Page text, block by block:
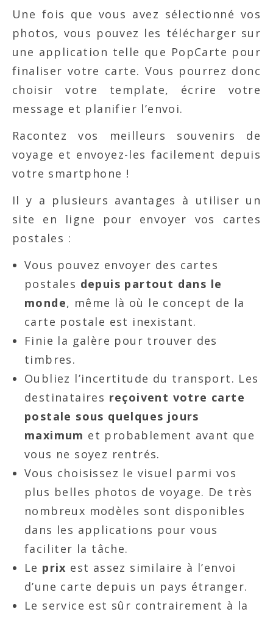
Une fois que vous avez sélectionné vos
photos, vous pouvez les télécharger sur
une application telle que PopCarte pour
finaliser votre carte. Vous pourrez donc
choisir votre template, écrire votre
message et planifier l’envoi.
Racontez vos meilleurs souvenirs de
voyage et envoyez-les facilement depuis
votre smartphone !
Il y a plusieurs avantages à utiliser un
site en ligne pour envoyer vos cartes
postales :
Vous pouvez envoyer des cartes
postales depuis partout dans le
monde, même là où le concept de la
carte postale est inexistant.
Finie la galère pour trouver des
timbres.
Oubliez l’incertitude du transport. Les
destinataires reçoivent votre carte
postale sous quelques jours
maximum et probablement avant que
vous ne soyez rentrés.
Vous choisissez le visuel parmi vos
plus belles photos de voyage. De très
nombreux modèles sont disponibles
dans les applications pour vous
faciliter la tâche.
Le prix est assez similaire à l’envoi
d’une carte depuis un pays étranger.
Le service est sûr contrairement à la